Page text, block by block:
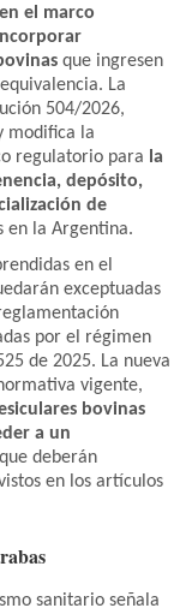
el marco
que ingresen
La
504/2026,
modifica la
regulatorio para la
depósito,
de
en la Argentina.
en el
exceptuadas
por el régimen
de 2025. La nueva
vigente,
bovinas
a un
deberán
en los artículos
sanitario señala